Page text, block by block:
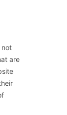
not
are